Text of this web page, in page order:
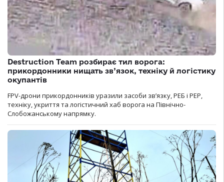
Destruction Team розбирає тил ворога:
прикордонники нищать зв’язок, техніку й логістику
окупантів
FPV-дрони прикордонників уразили засоби зв’язку, РЕБ і РЕР,
техніку, укриття та логістичний хаб ворога на Північно-
Слобожанському напрямку.